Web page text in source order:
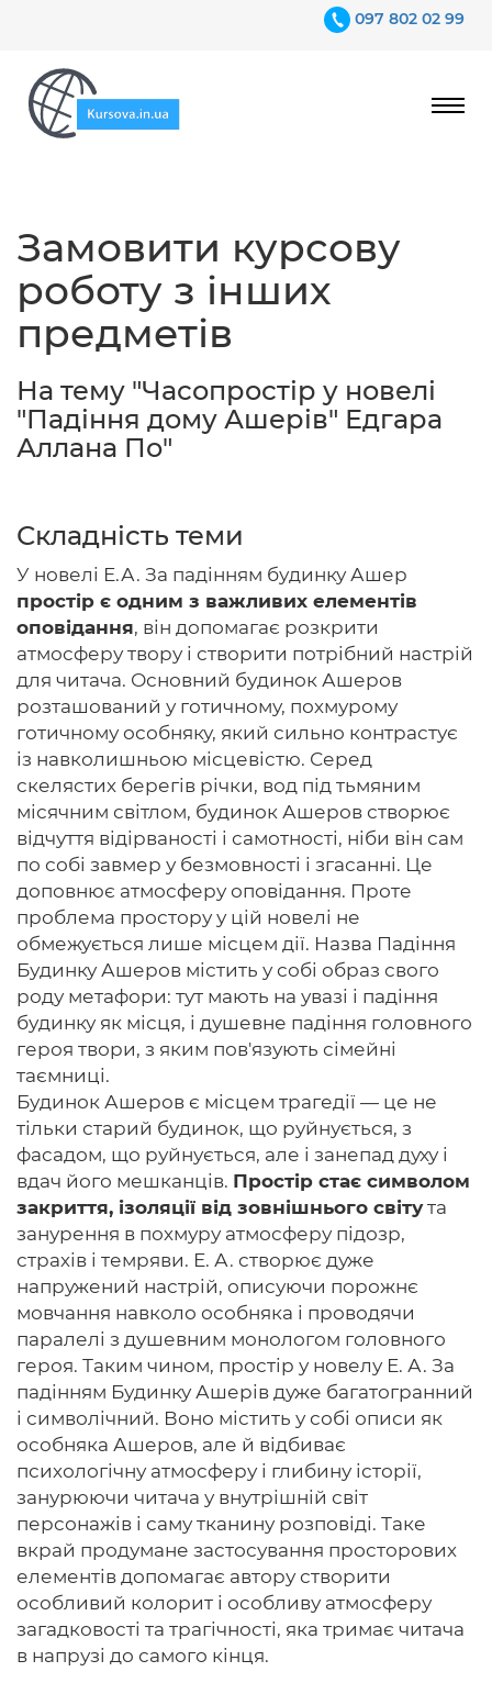
097 802 02 99
Замовити курсову
роботу з інших
предметів
На тему "Часопростір у новелі
"Падіння дому Ашерів" Едгара
Аллана По"
Складність теми
У новелі Е.А. За падінням будинку Ашер
простір є одним з важливих елементів
оповідання, він допомагає розкрити
атмосферу твору і створити потрібний настрій
для читача. Основний будинок Ашеров
розташований у готичному, похмурому
готичному особняку, який сильно контрастує
із навколишньою місцевістю. Серед
скелястих берегів річки, вод під тьмяним
місячним світлом, будинок Ашеров створює
відчуття відірваності і самотності, ніби він сам
по собі завмер у безмовності і згасанні. Це
доповнює атмосферу оповідання. Проте
проблема простору у цій новелі не
обмежується лише місцем дії. Назва Падіння
Будинку Ашеров містить у собі образ свого
роду метафори: тут мають на увазі і падіння
будинку як місця, і душевне падіння головного
героя твори, з яким пов'язують сімейні
таємниці.
Будинок Ашеров є місцем трагедії — це не
тільки старий будинок, що руйнується, з
фасадом, що руйнується, але і занепад духу і
вдач його мешканців. Простір стає символом
закриття, ізоляції від зовнішнього світута
занурення в похмуру атмосферу підозр,
страхів і темряви. Е. А. створює дуже
напружений настрій, описуючи порожнє
мовчання навколо особняка і проводячи
паралелі з душевним монологом головного
героя. Таким чином, простір у новелу Е. А. За
падінням Будинку Ашерів дуже багатогранний
і символічний. Воно містить у собі описи як
особняка Ашеров, але й відбиває
психологічну атмосферу і глибину історії,
занурюючи читача у внутрішній світ
персонажів і саму тканину розповіді. Таке
вкрай продумане застосування просторових
елементів допомагає автору створити
особливий колорит і особливу атмосферу
загадковості та трагічності, яка тримає читача
в напрузі до самого кінця.
Гарантії
Відгуки
Контакти
Головна
Авторам
Умови
Вхiд